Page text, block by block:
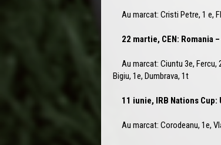
Au marcat: Cristi Petre, 1 e,
22 martie, CEN: Romania
Au marcat: Ciuntu 3e, Fercu,
Bigiu, 1e, Dumbrava, 1t
11 iunie, IRB Nations Cup:
Au marcat: Corodeanu, 1e,